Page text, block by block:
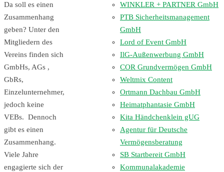
Da soll es einen
Zusammenhang
geben? Unter den
Mitgliedern des
Vereins finden sich
GmbHs, AGs ,
GbRs,
Einzelunternehmer,
jedoch keine
VEBs. Dennoch
gibt es einen
Zusammenhang.
Viele Jahre
engagierte sich der
WINKLER + PARTNER GmbH
PTB Sicherheitsmanagement
GmbH
Lord of Event GmbH
IlG-Außenwerbung GmbH
COR Grundvermögen GmbH
Weltmix Content
Ortmann Dachbau GmbH
Heimatphantasie GmbH
Kita Händchenklein gUG
Agentur für Deutsche
Vermögensberatung
SB Startbereit GmbH
Kommunalakademie